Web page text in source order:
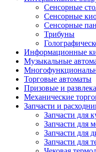
Сенсорные
Сенсорные
Сенсорные
Трибуны
Информационные
Музыкальные
Торговые автоматы
Призовые и
Механические
Запчасти и
Запчасти для
Запчасти для
Запчасти для
Запчасти для